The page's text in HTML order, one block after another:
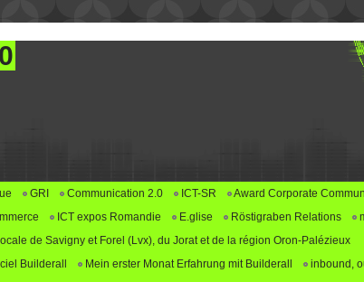
GRI Communication 2.0 ICT-SR Award Corporate
ICT expos Romandie E.glise Röstigraben Relations
de Savigny et Forel (Lvx), du Jorat et de la région Oron-Palézieux
Builderall
Mein erster Monat Erfahrung mit Builderall inbound,